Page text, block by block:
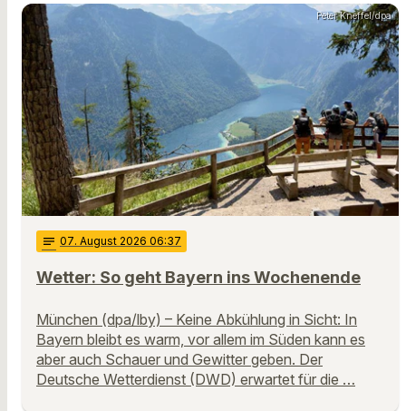
Peter Kneffel/dpa
notes 07. August 2026 06:37
Wetter: So geht Bayern ins Wochenende
München (dpa/lby) – Keine Abkühlung in Sicht: In
Bayern bleibt es warm, vor allem im Süden kann es
aber auch Schauer und Gewitter geben. Der
Deutsche Wetterdienst (DWD) erwartet für die …